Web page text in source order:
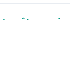
coûte aussi